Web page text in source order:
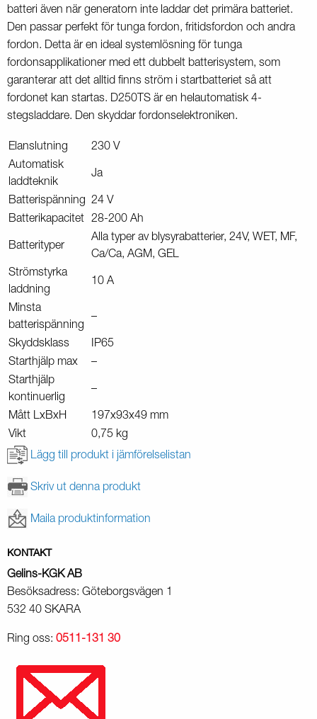
batteri även när generatorn inte laddar det primära batteriet.
Den passar perfekt för tunga fordon, fritidsfordon och andra
fordon. Detta är en ideal systemlösning för tunga
fordonsapplikationer med ett dubbelt batterisystem, som
garanterar att det alltid finns ström i startbatteriet så att
fordonet kan startas. D250TS är en helautomatisk 4-
stegsladdare. Den skyddar fordonselektroniken.
Elanslutning
230 V
Automatisk
laddteknik
Ja
Batterispänning 24 V
Batterikapacitet
28-200 Ah
Batterityper
Alla typer av blysyrabatterier, 24V, WET, MF,
Ca/Ca, AGM, GEL
Strömstyrka
laddning
10 A
Minsta
batterispänning
–
Skyddsklass
IP65
Starthjälp max
–
Starthjälp
kontinuerlig
–
Mått LxBxH
197x93x49 mm
Vikt
0,75 kg
Lägg till produkt i jämförelselistan
Skriv ut denna produkt
Maila produktinformation
KONTAKT
Gelins-KGK AB
Besöksadress: Göteborgsvägen 1
532 40 SKARA
Ring oss: 0511-131 30